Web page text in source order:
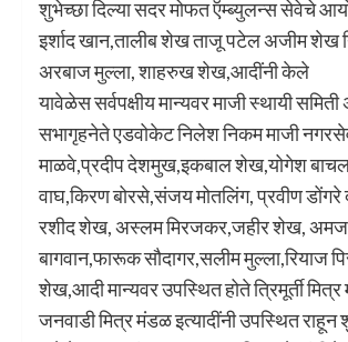
शुभेच्छा दिल्या सदर मोफत ऍम्ब्युलन्स सेवेचे
इर्शाद खान,तालीब शेख ताजू पटेल अजीम शेख
अरबाज मुल्ला, शाहरुख शेख,आदींनी केले
यावेळेस सर्वपक्षीय मान्यवर माजी स्थायी समिती
सभागृहनेते एडवोकेट निलेश निकम माजी
माळवे,प्रदीप देशमुख,इकबाल शेख,योगेश
वाघ,किरण बोरसे,संजय मोतलिंग, प्रवीण डोंगरे
रशीद शेख, अस्लम मिरजकर,जहीर शेख,
बागवान,फारूक सौदागर,सलीम मुल्ला,रियाज
शेख,आदी मान्यवर उपस्थित होते त्रिमूर्ती
जनवाडी मित्र मंडळ इत्यादींनी उपस्थित राहून